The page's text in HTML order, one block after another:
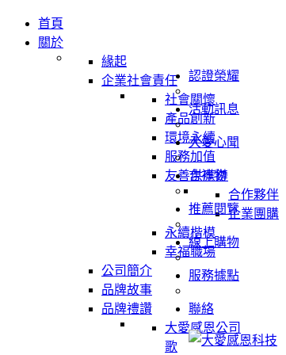
首頁
關於
緣起
企業社會責任
社會關懷
產品創新
環境永續
服務加值
友善供應鏈
合作夥伴
企業團購
永續楷模
幸福職場
公司簡介
品牌故事
品牌禮讚
大愛感恩公司
歌
認證榮耀
活動訊息
大愛心聞
吉祥物
推薦閱覽
線上購物
服務據點
聯絡